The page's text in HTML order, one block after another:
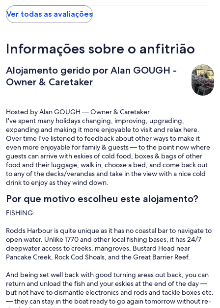
Ver todas as avaliações
Informações sobre o anfitrião
Alojamento gerido por Alan GOUGH -
Owner & Caretaker
Hosted by Alan GOUGH — Owner & Caretaker
I've spent many holidays changing, improving, upgrading,
expanding and making it more enjoyable to visit and relax here.
Over time I've listened to feedback about other ways to make it
even more enjoyable for family & guests — to the point now where
guests can arrive with eskies of cold food, boxes & bags of other
food and their luggage, walk in, choose a bed, and come back out
to any of the decks/verandas and take in the view with a nice cold
drink to enjoy as they wind down.
Por que motivo escolheu este alojamento?
FISHING:
Rodds Harbour is quite unique as it has no coastal bar to navigate to
open water. Unlike 1770 and other local fishing bases, it has 24/7
deepwater access to creeks, mangroves, Bustard Head near
Pancake Creek, Rock Cod Shoals, and the Great Barrier Reef.
And being set well back with good turning areas out back, you can
return and unload the fish and your eskies at the end of the day —
but not have to dismantle electronics and rods and tackle boxes etc.
— they can stay in the boat ready to go again tomorrow without re-